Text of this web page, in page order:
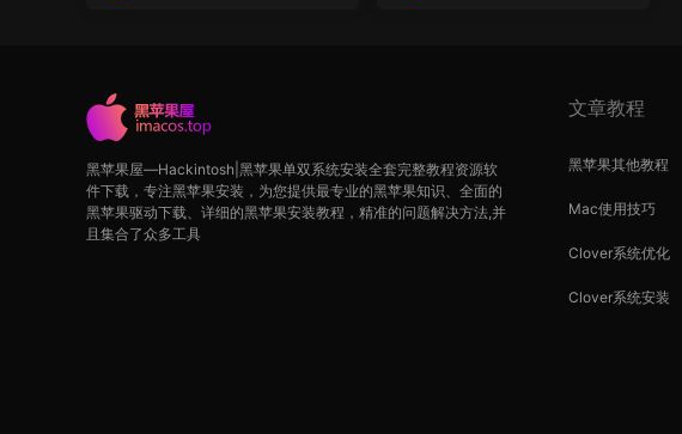
黑苹果屋—Hackintosh|黑苹果单双系统安装全套完整教程资源软
件下载，专注黑苹果安装，为您提供最专业的黑苹果知识、全面的
黑苹果驱动下载、详细的黑苹果安装教程，精准的问题解决方法,并
且集合了众多工具
文章教程
黑苹果其他教程
Mac使用技巧
Clover系统优化
Clover系统安装